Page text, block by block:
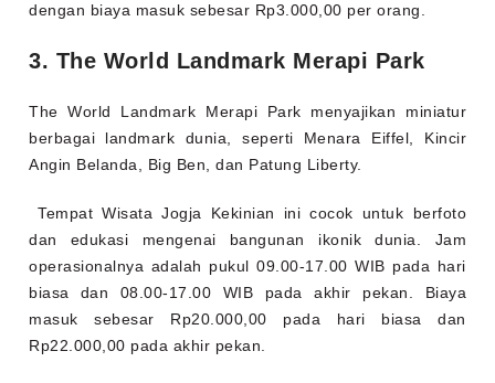
dengan biaya masuk sebesar Rp3.000,00 per orang.
3. The World Landmark Merapi Park
The World Landmark Merapi Park menyajikan miniatur
berbagai landmark dunia, seperti Menara Eiffel, Kincir
Angin Belanda, Big Ben, dan Patung Liberty.
Tempat Wisata Jogja Kekinian ini cocok untuk berfoto
dan edukasi mengenai bangunan ikonik dunia. Jam
operasionalnya adalah pukul 09.00-17.00 WIB pada hari
biasa dan 08.00-17.00 WIB pada akhir pekan. Biaya
masuk sebesar Rp20.000,00 pada hari biasa dan
Rp22.000,00 pada akhir pekan.